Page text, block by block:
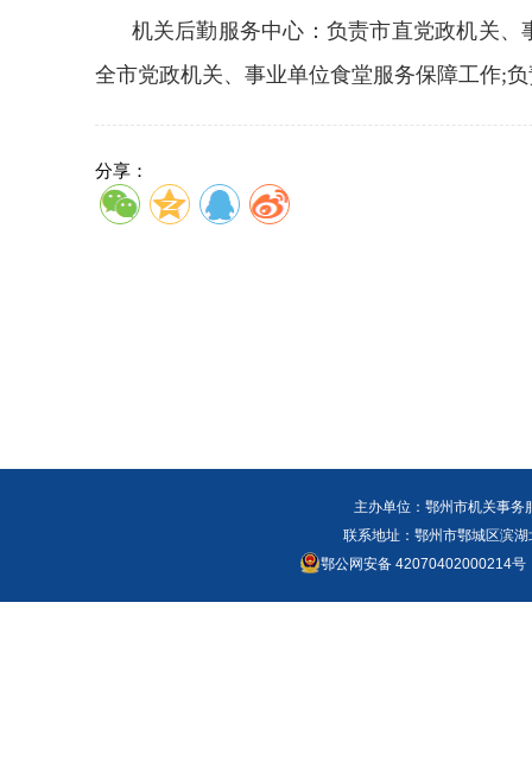
机关后勤服务中心： 负责市直党政机关、
全市党政机关、事业单位食堂服务保障工作;
分享：
主办单位：鄂州市机关事
联系地址：鄂州市鄂城区滨
鄂公网安备 42070402000214号